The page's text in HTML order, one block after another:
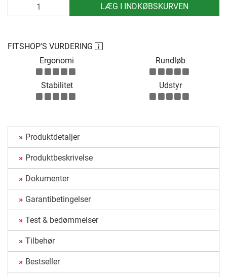
LÆG I INDKØBSKURVEN
FITSHOP'S VURDERING
Ergonomi
Rundløb
Stabilitet Udstyr
Produktdetaljer
Produktbeskrivelse
Dokumenter
Garantibetingelser
Test & bedømmelser
Tilbehør
Bestseller